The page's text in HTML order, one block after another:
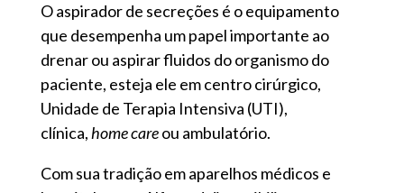
O aspirador de secreções é o equipamento
que desempenha um papel importante ao
drenar ou aspirar fluidos do organismo do
paciente, esteja ele em centro cirúrgico,
Unidade de Terapia Intensiva (UTI),
clínica,home careou ambulatório.
Com sua tradição em aparelhos médicos e